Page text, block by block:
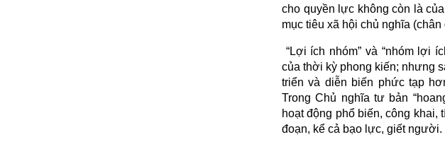
cho quyền lực không còn là
mục tiêu xã hội chủ nghĩa (chân
“Lợi ích nhóm” và “nhóm lợi
của thời kỳ phong kiến; nhưng
triển và diễn biến phức tạp
Trong Chủ nghĩa tư bản
hoạt động phổ biến, công khai,
đoạn, kể cả bạo lực, giết người.